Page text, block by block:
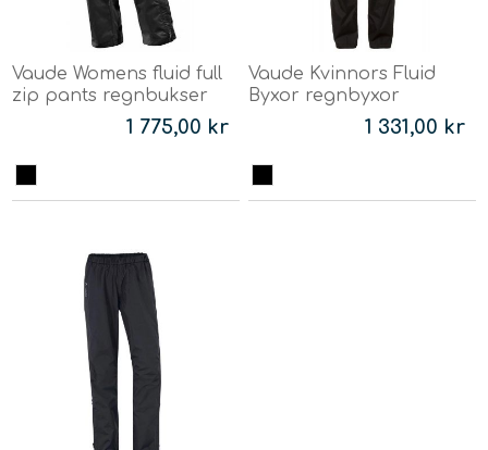
Vaude Womens fluid full
zip pants regnbukser
1 775,00 kr
Vaude Kvinnors Fluid
Byxor regnbyxor
1 331,00 kr